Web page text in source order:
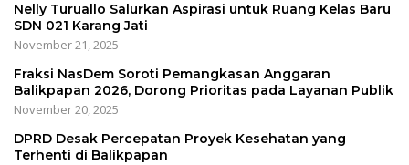
Nelly Turuallo Salurkan Aspirasi untuk Ruang Kelas Baru
SDN 021 Karang Jati
November 21, 2025
Fraksi NasDem Soroti Pemangkasan Anggaran
Balikpapan 2026, Dorong Prioritas pada Layanan Publik
November 20, 2025
DPRD Desak Percepatan Proyek Kesehatan yang
Terhenti di Balikpapan